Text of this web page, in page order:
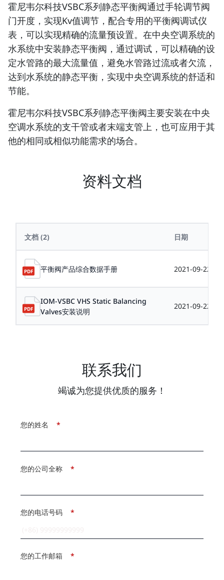
霍尼韦尔科技VSBC系列静态平衡阀通过手轮调节阀
门开度，实现Kv值调节，配合专用的平衡阀调试仪
表，可以实现精确的流量预设置。在中央空调系统的
水系统中安装静态平衡阀，通过调试，可以精确的设
定水管路的最大流量值，避免水管路过流或者欠流，
达到水系统的静态平衡，实现中央空调系统的舒适和
节能。
霍尼韦尔科技VSBC系列静态平衡阀主要安装在中央
空调水系统的支干管或者末端支管上，也可应用于其
他的相同或相似功能需求的场合。
资料文档
文档 (2) 日期
平衡阀产品综合数据手册 2021-09-22
IOM-VSBC VHS Static Balancing
Valves安装说明
2021-09-22
联系我们
竭诚为您提供优质的服务！
*
您的姓名
*
您的公司全称
*
您的电话号码
*
您的工作邮箱